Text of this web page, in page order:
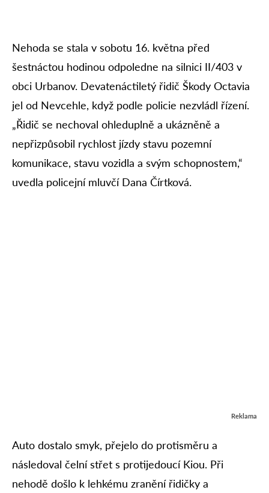
Nehoda se stala v sobotu 16. května před
šestnáctou hodinou odpoledne na silnici II/403 v
obci Urbanov. Devatenáctiletý řidič Škody Octavia
jel od Nevcehle, když podle policie nezvládl řízení.
„Řidič se nechoval ohleduplně a ukázněně a
nepřizpůsobil rychlost jízdy stavu pozemní
komunikace, stavu vozidla a svým schopnostem,“
uvedla policejní mluvčí Dana Čírtková.
Reklama
Auto dostalo smyk, přejelo do protisměru a
následoval čelní střet s protijedoucí Kiou. Při
nehodě došlo k lehkému zranění řidičky a